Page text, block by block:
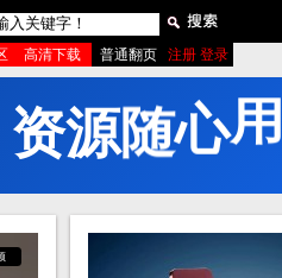
高清下载 注册 登录
普通翻页
资源随心用